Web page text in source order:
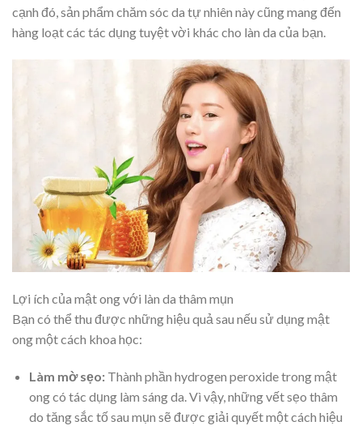
cạnh đó, sản phẩm chăm sóc da tự nhiên này cũng mang đến
hàng loạt các tác dụng tuyệt vời khác cho làn da của bạn.
Lợi ích của mật ong với làn da thâm mụn
Bạn có thể thu được những hiệu quả sau nếu sử dụng mật
ong một cách khoa học:
Làm mờ sẹo:Thành phần hydrogen peroxide trong mật
ong có tác dụng làm sáng da. Vì vậy, những vết sẹo thâm
do tăng sắc tố sau mụn sẽ được giải quyết một cách hiệu